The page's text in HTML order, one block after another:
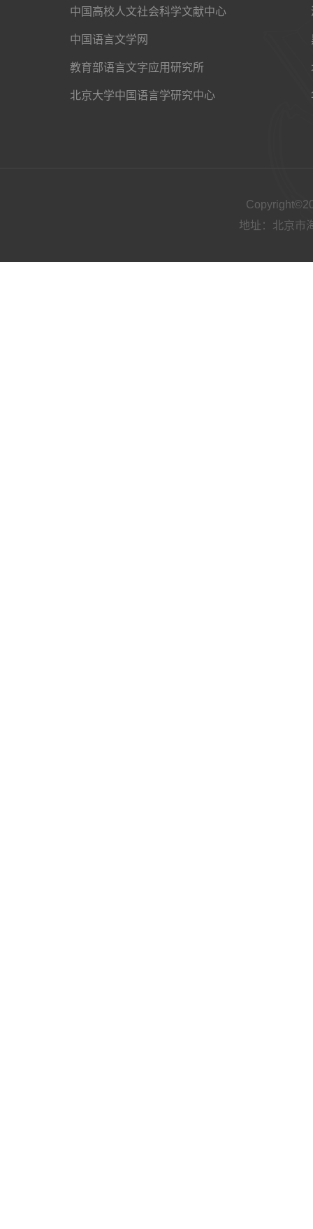
中国高校人文社会科学文献中心
中国语言文学网
教育部语言文字应用研究所
北京大学中国语言学研究中心
地址：北京市